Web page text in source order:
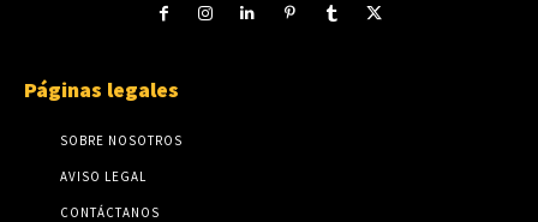
Páginas legales
SOBRE NOSOTROS
AVISO LEGAL
CONTÁCTANOS